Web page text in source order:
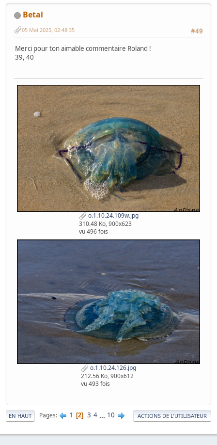
Betal
#49
05 Mai 2025, 02:48:35
Merci pour ton aimable commentaire Roland !
39, 40
o.1.10.24.109w.jpg
310.48 Ko, 900x623
vu 496 fois
o.1.10.24.126.jpg
212.56 Ko, 900x612
vu 493 fois
EN HAUT Pages 1 2 3 4 ... 10 ACTIONS DE L'UTILISATEUR